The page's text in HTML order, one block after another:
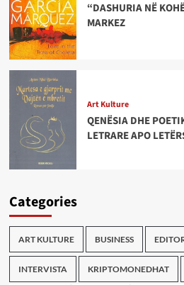
“DASHURIA NË
MARKEZ
Art Kulture
QENËSIA DHE
LETRARE APO
Categories
ART KULTURE BUSINESS
INTERVISTA KRIPTOMONEDHAT